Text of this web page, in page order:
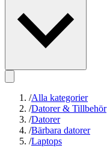
/Alla kategorier
/Datorer & Tillbehör
/Datorer
/Bärbara datorer
/Laptops